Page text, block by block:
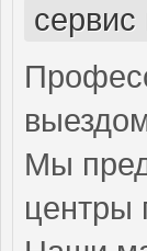
Мы
центры